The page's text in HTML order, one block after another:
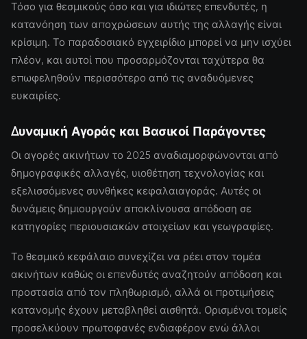
Τόσο για θεσμικούς όσο και για ιδιώτες επενδυτές, η
κατανόηση των αποχρώσεων αυτής της αλλαγής είναι
κρίσιμη. Το παραδοσιακό εγχειρίδιο μπορεί να μην ισχύει
πλέον, και αυτοί που προσαρμόζονται ταχύτερα θα
επωφεληθούν περισσότερο από τις αναδυόμενες
ευκαιρίες.
Δυναμική Αγοράς και Βασικοί Παράγοντες
Οι αγορές ακινήτων το 2025 αναδιαμορφώνονται από
δημογραφικές αλλαγές, υιοθέτηση τεχνολογίας και
εξελισσόμενες συνθήκες κεφαλαιαγοράς. Αυτές οι
δυνάμεις δημιουργούν αποκλίνουσα απόδοση σε
κατηγορίες περιουσιακών στοιχείων και γεωγραφίες.
Το θεσμικό κεφάλαιο συνεχίζει να ρέει στον τομέα
ακινήτων καθώς οι επενδυτές αναζητούν απόδοση και
προστασία από τον πληθωρισμό, αλλά οι προτιμήσεις
κατανομής έχουν μεταβληθεί αισθητά. Ορισμένοι τομείς
προσελκύουν πρωτοφανές ενδιαφέρον ενώ άλλοι